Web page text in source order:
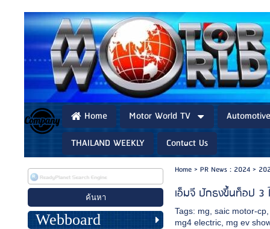
Home Motor World TV
THAILAND WEEKLY
Contact Us
Webboard
Home> PR News : 2024>
เอ็มจี ปักธงขึ้นท็อป 3
Tags: mg ,saic motor-cp
mg4 electric mg ev